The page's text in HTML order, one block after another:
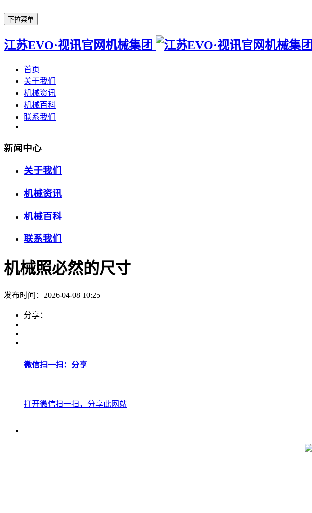
下拉菜单
江苏EVO·视讯官网机械集团
首页
关于我们
机械资讯
机械百科
联系我们
新闻中心
关于我们
机械资讯
机械百科
联系我们
机械照必然的尺寸
发布时间：2026-04-08 10:25
分享：
微信扫一扫：分享
打开微信扫一扫，分享此网站